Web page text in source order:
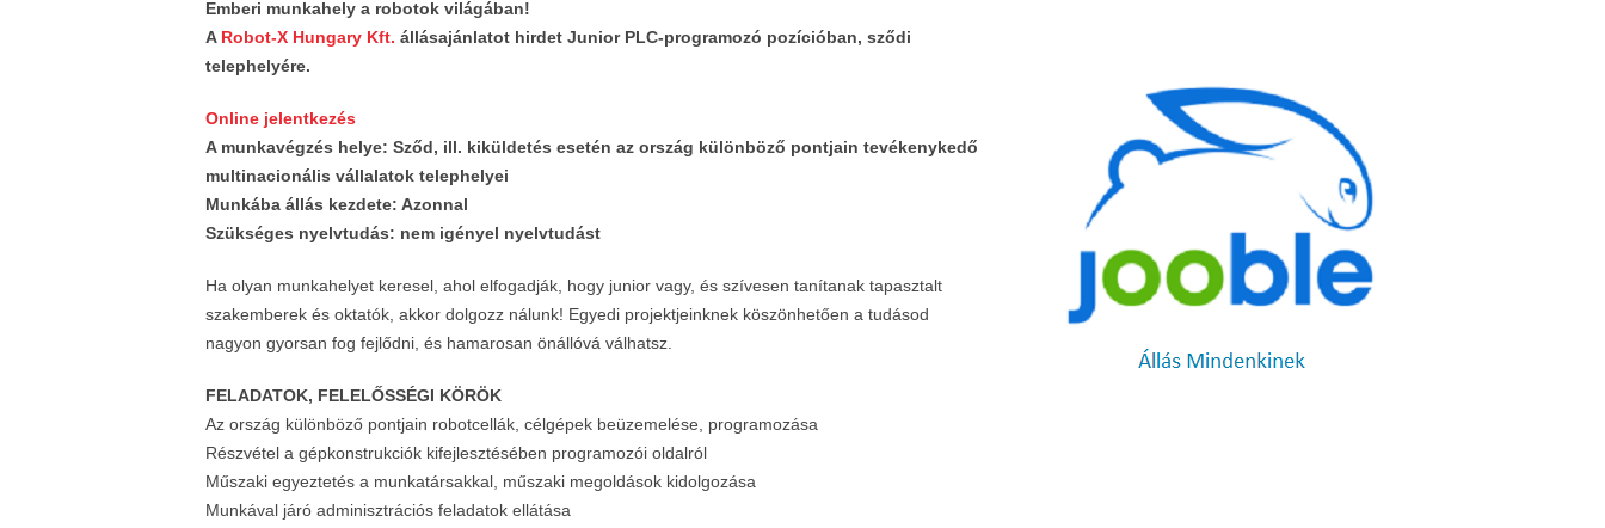
Emberi munkahely a robotok világában!
A Robot-X Hungary Kft. állásajánlatot hirdet Junior PLC-programozó pozícióban, sződi
telephelyére.
Online jelentkezés
A munkavégzés helye: Sződ, ill. kiküldetés esetén az ország különböző pontjain tevékenykedő
multinacionális vállalatok telephelyei
Munkába állás kezdete: Azonnal
Szükséges nyelvtudás: nem igényel nyelvtudást
Ha olyan munkahelyet keresel, ahol elfogadják, hogy junior vagy, és szívesen tanítanak tapasztalt
szakemberek és oktatók, akkor dolgozz nálunk! Egyedi projektjeinknek köszönhetően a tudásod
nagyon gyorsan fog fejlődni, és hamarosan önállóvá válhatsz.
FELADATOK, FELELŐSSÉGI KÖRÖK
Az ország különböző pontjain robotcellák, célgépek beüzemelése, programozása
Részvétel a gépkonstrukciók kifejlesztésében programozói oldalról
Műszaki egyeztetés a munkatársakkal, műszaki megoldások kidolgozása
Munkával járó adminisztrációs feladatok ellátása